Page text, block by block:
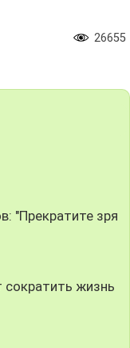
26655
"Прекратите зря
жизнь